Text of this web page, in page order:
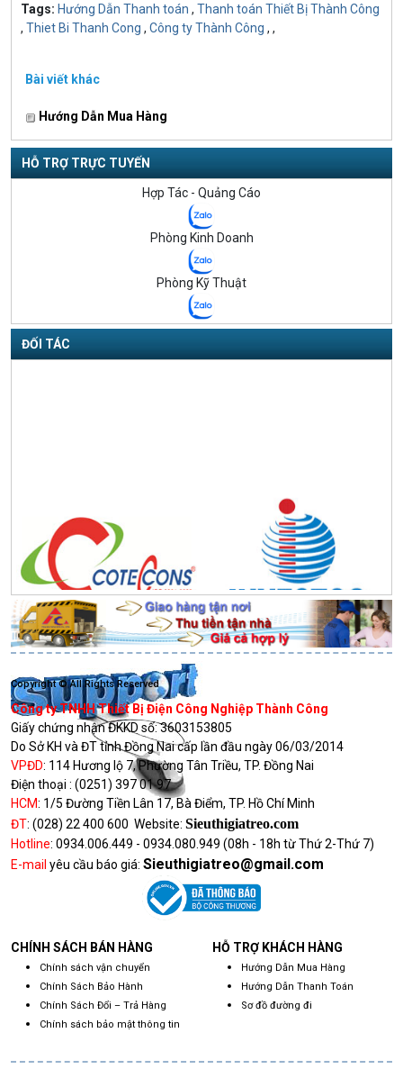
HỖ TRỢ TRỰC TUYẾN
Hợp Tác - Quảng Cáo
Phòng Kinh Doanh
Phòng Kỹ Thuật
ĐỐI TÁC
Tags: Hướng Dẫn Thanh toán , Thanh toán Thiết Bị Thành Công
, Thiet Bi Thanh Cong , Công ty Thành Công , ,
Bài viết khác
Hướng Dẫn Mua Hàng
Copyright © All Rights Reserved
Công ty TNHH Thiết Bị Điện Công Nghiệp Thành Công
Giấy chứng nhận ĐKKD số:3603153805
Do Sở KH và ĐT tỉnh Đồng Nai cấp lần đầu ngày 06/03/2014
VPĐD: 114 Hương lộ 7, Phường Tân Triều, TP. Đồng Nai
Điện thoại : (0251) 397 01 97
HCM: 1/5 Đường Tiền Lân 17, Bà Điểm, TP. Hồ Chí Minh
ĐT: (028) 22 400 600 Website: Sieuthigiatreo.com
Hotline: 0934.006.449 - 0934.080.949 (08h - 18h từ Thứ 2-Thứ 7)
E-mail yêu cầu báo giá: Sieuthigiatreo@gmail.com
CHÍNH SÁCH BÁN HÀNG
Chính sách vận chuyển
Chính Sách Bảo Hành
Chính Sách Đổi – Trả Hàng
Chính sách bảo mật thông tin
HỖ TRỢ KHÁCH HÀNG
Hướng Dẫn Mua Hàng
Hướng Dẫn Thanh Toán
Sơ đồ đường đi